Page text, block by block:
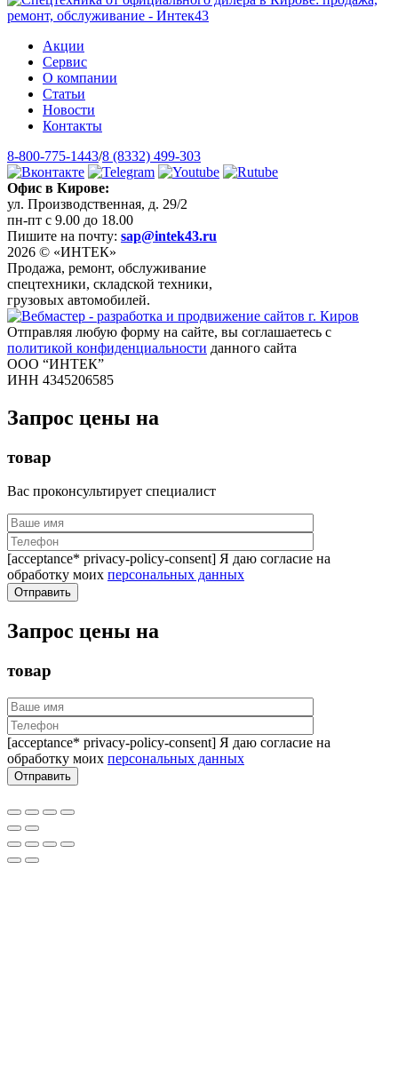
Акции
Сервис
О компании
Статьи
Новости
Контакты
8-800-775-1443/8 (8332) 499-303
Офис в Кирове:
ул. Производственная, д. 29/2
пн-пт с 9.00 до 18.00
Пишите на почту: sap@intek43.ru
2026 © «ИНТЕК»
Продажа, ремонт, обслуживание
спецтехники, складской техники,
грузовых автомобилей.
Отправляя любую форму на сайте, вы соглашаетесь с
политикой конфиденциальности данного сайта
ООО “ИНТЕК”
ИНН 4345206585
Запрос цены на
товар
Вас проконсультирует специалист
[acceptance* privacy-policy-consent] Я даю согласие на
обработку моих персональных данных
Запрос цены на
товар
[acceptance* privacy-policy-consent] Я даю согласие на
обработку моих персональных данных